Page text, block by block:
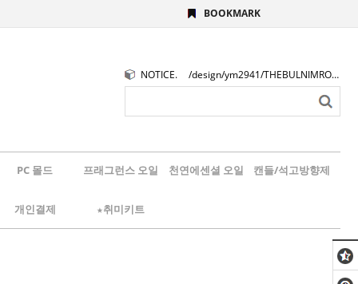
BOOKMARK
NOTICE. /design/ym2941/THEBULNIMROGO.png
PC 몰드 프래그런스 오일 천연에센셜 오일 캔들/석고방향제
개인결제 ★취미키트